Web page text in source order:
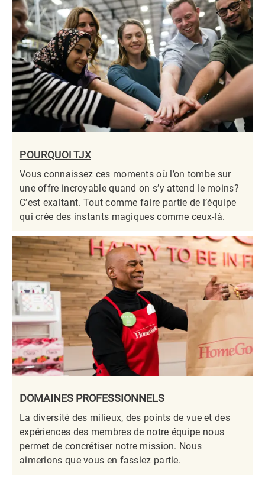
POURQUOI TJX
Vous connaissez ces moments où l’on tombe sur
une offre incroyable quand on s’y attend le moins?
C’est exaltant. Tout comme faire partie de l’équipe
qui crée des instants magiques comme ceux-là.​​​​​​​
DOMAINES PROFESSIONNELS
La diversité des milieux, des points de vue et des
expériences des membres de notre équipe nous
permet de concrétiser notre mission. Nous
aimerions que vous en fassiez partie.​​​​​​​